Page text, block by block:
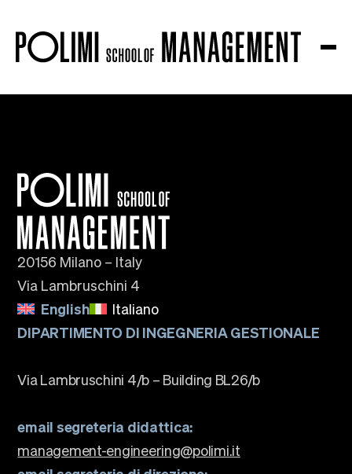
Ranking
Partnership and Membership
Strategic Plan
Sustainability and Impact
Campus
Research
Knowledge Centers
Research Platforms
Faculty
Newsletter SOMe
Highlights
20156 Milano – Italy
Via Lambruschini 4
English
Italiano
DIPARTIMENTO DI INGEGNERIA GESTIONALE
Via Lambruschini 4/b – Building BL26/b
email segreteria didattica:
management-engineering@polimi.it